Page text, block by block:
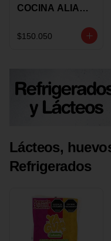
COCINA ALIADA
PIEZAS
$150.050
Lácteos,
Refrigerados